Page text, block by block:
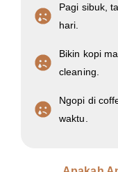
Pagi sibuk,
hari.
Bikin kopi
cleaning.
Ngopi di
waktu.